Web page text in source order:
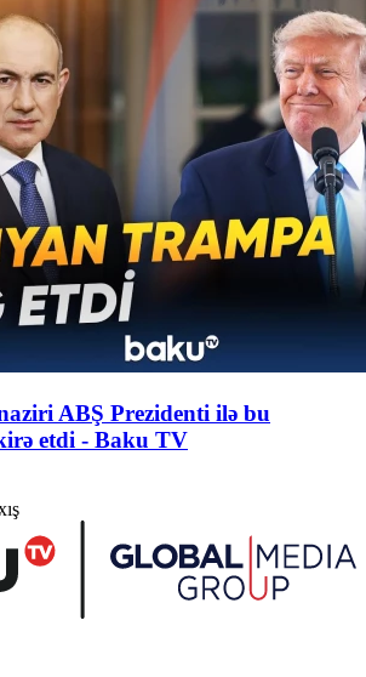
ABŞ Prezidenti ilə bu
etdi - Baku TV